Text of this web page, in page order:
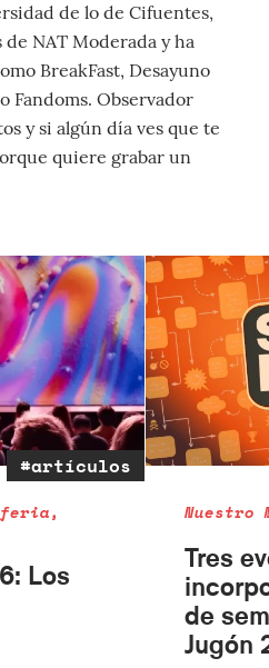
de lo de Cifuentes,
de NAT Moderada y ha
BreakFast, Desayuno
Fandoms. Observador
y si algún día ves que te
quiere grabar un
#artículos
feria,
Los
Nuestro
Tres
de
Jugón